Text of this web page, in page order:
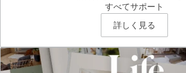
すべてサポート
詳しく見る